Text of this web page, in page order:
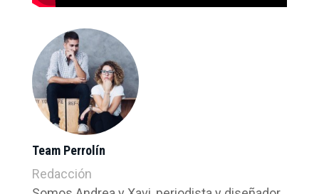
Team Perrolín
Redacción